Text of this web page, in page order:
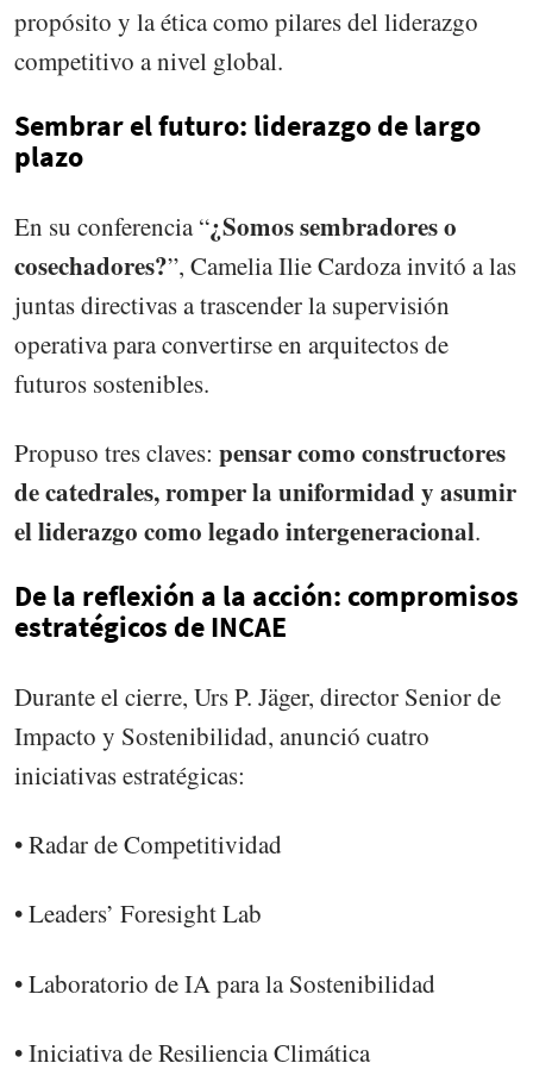
propósito y la ética como pilares del liderazgo
competitivo a nivel global.
Sembrar el futuro: liderazgo de largo
plazo
En su conferencia “¿Somos sembradores o
cosechadores?”, Camelia Ilie Cardoza invitó a las
juntas directivas a trascender la supervisión
operativa para convertirse en arquitectos de
futuros sostenibles.
Propuso tres claves: pensar como constructores
de catedrales, romper la uniformidad y asumir
el liderazgo como legado intergeneracional.
De la reflexión a la acción: compromisos
estratégicos de INCAE
Durante el cierre, Urs P. Jäger, director Senior de
Impacto y Sostenibilidad, anunció cuatro
iniciativas estratégicas:
• Radar de Competitividad
• Leaders’ Foresight Lab
• Laboratorio de IA para la Sostenibilidad
• Iniciativa de Resiliencia Climática